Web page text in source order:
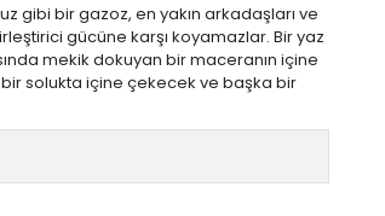
gibi bir gazoz, en yakın arkadaşları ve
gücüne karşı koyamazlar. Bir yaz
mekik dokuyan bir maceranın içine
bir solukta içine çekecek ve başka bir